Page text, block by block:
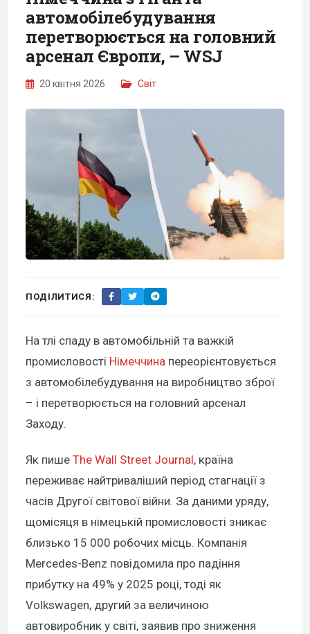
автомобілебудування
перетворюється на головний
арсенал Європи, – WSJ
20 квітня 2026 Світ
ПОДІЛИТИСЯ:
На тлі спаду в автомобільній та важкій
промисловості Німеччина переорієнтовується
з автомобілебудування на виробництво зброї
– і перетворюється на головний арсенал
Заходу.
Як пише The Wall Street Journal, країна
переживає найтриваліший період стагнації з
часів Другої світової війни. За даними уряду,
щомісяця в німецькій промисловості зникає
близько 15 000 робочих місць. Компанія
Mercedes-Benz повідомила про падіння
прибутку на 49% у 2025 році, тоді як
Volkswagen, другий за величиною
автовиробник у світі, заявив про зниження